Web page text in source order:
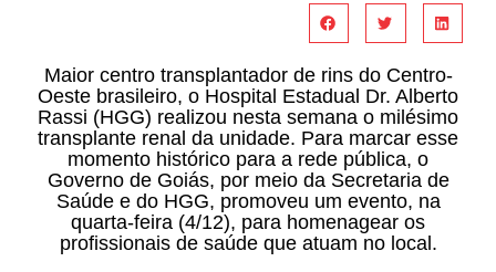
Maior centro transplantador de rins do Centro-
Oeste brasileiro, o Hospital Estadual Dr. Alberto
Rassi (HGG) realizou nesta semana o milésimo
transplante renal da unidade. Para marcar esse
momento histórico para a rede pública, o
Governo de Goiás, por meio da Secretaria de
Saúde e do HGG, promoveu um evento, na
quarta-feira (4/12), para homenagear os
profissionais de saúde que atuam no local.